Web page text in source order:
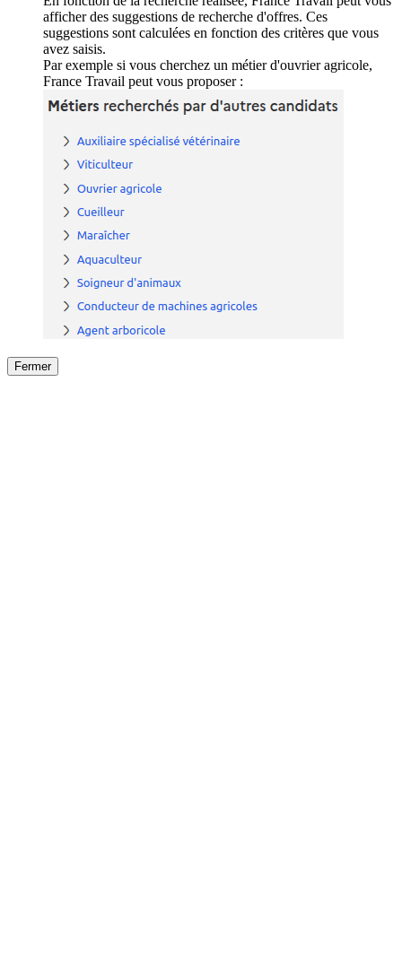
afficher des suggestions de recherche d'offres. Ces
suggestions sont calculées en fonction des critères que vous
avez saisis.
Par exemple si vous cherchez un métier d'ouvrier agricole,
France Travail peut vous proposer :
Fermer